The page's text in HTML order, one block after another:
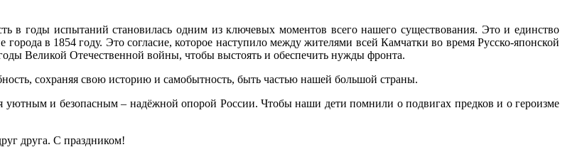
в годы испытаний становилась одним из ключевых моментов всего нашего существования. Это и единство
в 1854 году. Это согласие, которое наступило между жителями всей Камчатки во время Русско-японской
Великой Отечественной войны, чтобы выстоять и обеспечить нужды фронта.
сохраняя свою историю и самобытность, быть частью нашей большой страны.
и безопасным – надёжной опорой России. Чтобы наши дети помнили о подвигах предков и о героизме
друга. С праздником!